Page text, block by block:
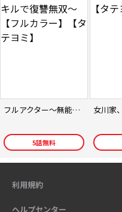
フルアクター～無能な俺が喰らったスキルで復讐無双～【フルカラー】【タテヨミ】
5話無料
利用規約
ヘルプセンター